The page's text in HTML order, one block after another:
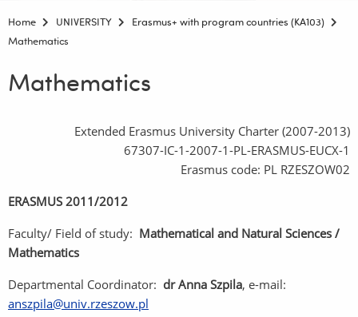
Home UNIVERSITY
Erasmus+ with program countries (KA103)
Mathematics
Mathematics
Extended Erasmus University Charter (2007-2013)
67307-IC-1-2007-1-PL-ERASMUS-EUCX-1
Erasmus code: PL RZESZOW02
ERASMUS 2011/2012
Faculty/ Field of study: Mathematical and Natural Sciences /
Mathematics
Departmental Coordinator: dr Anna Szpila, e-mail:
anszpila@univ.rzeszow.pl